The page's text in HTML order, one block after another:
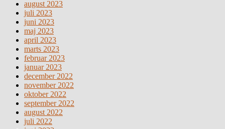
august 2023
juli 2023
juni 2023
maj 2023
april 2023
marts 2023
februar 2023
januar 2023
december 2022
november 2022
oktober 2022
september 2022
august 2022
juli 2022